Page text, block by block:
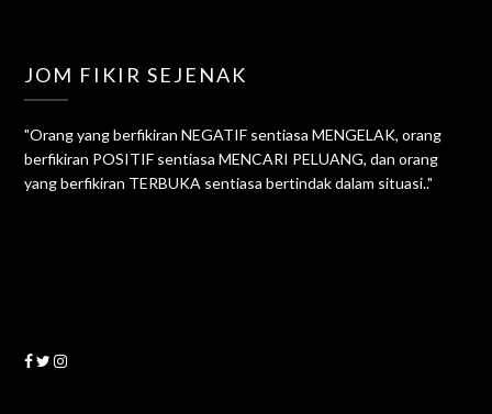
JOM FIKIR SEJENAK
"Orang yang berfikiran NEGATIF sentiasa MENGELAK, orang
berfikiran POSITIF sentiasa MENCARI PELUANG, dan orang
yang berfikiran TERBUKA sentiasa bertindak dalam situasi.."